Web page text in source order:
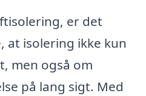
er det
at isolering ikke kun
men også om
på lang sigt. Med